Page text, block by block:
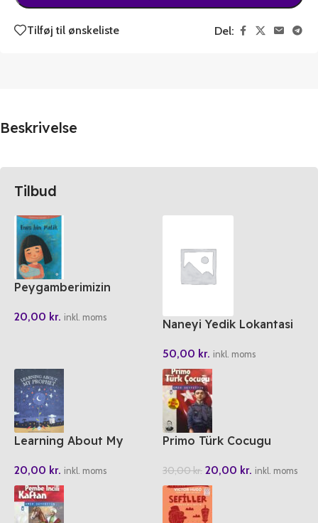
Tilføj til ønskeliste Del:
Beskrivelse
Tilbud
Peygamberimizin
Malik
20,00 kr. inkl. moms Naneyi Yedik Lokantasi
50,00 kr. inkl. moms
Learning About My
20,00 kr. inkl. moms
Primo Türk Cocugu
30,00kr. 20,00 kr. inkl. moms